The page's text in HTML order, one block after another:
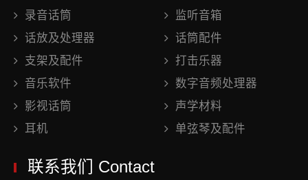
录音话筒
监听音箱
话放及处理器
话筒配件
支架及配件
打击乐器
音乐软件
数字音频处理器
影视话筒
声学材料
耳机
单弦琴及配件
联系我们 Contact